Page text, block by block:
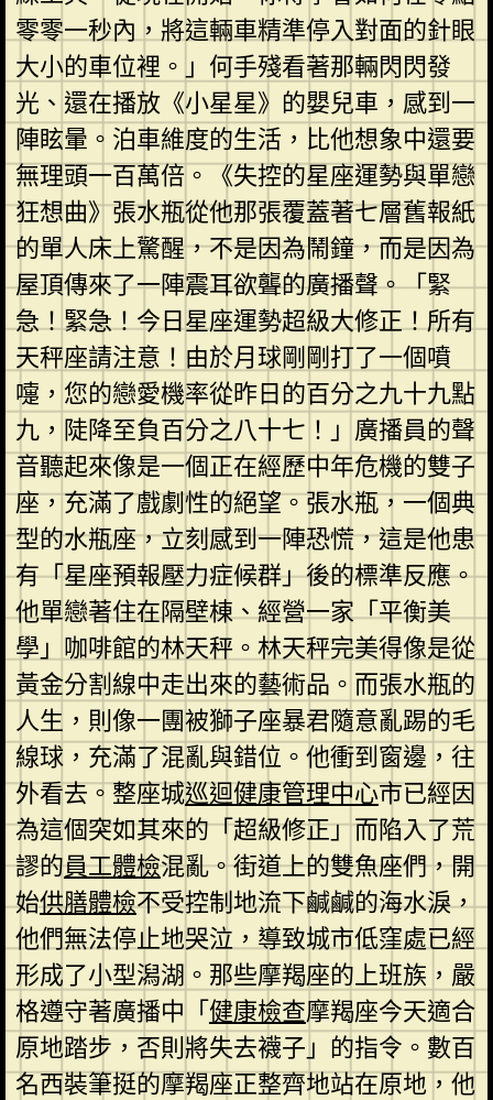
零零一秒內，將這輛車精準停入對面的針眼
大小的車位裡。」何手殘看著那輛閃閃發
光、還在播放《小星星》的嬰兒車，感到一
陣眩暈。泊車維度的生活，比他想象中還要
無理頭一百萬倍。《失控的星座運勢與單戀
狂想曲》張水瓶從他那張覆蓋著七層舊報紙
的單人床上驚醒，不是因為鬧鐘，而是因為
屋頂傳來了一陣震耳欲聾的廣播聲。「緊
急！緊急！今日星座運勢超級大修正！所有
天秤座請注意！由於月球剛剛打了一個噴
嚏，您的戀愛機率從昨日的百分之九十九點
九，陡降至負百分之八十七！」廣播員的聲
音聽起來像是一個正在經歷中年危機的雙子
座，充滿了戲劇性的絕望。張水瓶，一個典
型的水瓶座，立刻感到一陣恐慌，這是他患
有「星座預報壓力症候群」後的標準反應。
他單戀著住在隔壁棟、經營一家「平衡美
學」咖啡館的林天秤。林天秤完美得像是從
黃金分割線中走出來的藝術品。而張水瓶的
人生，則像一團被獅子座暴君隨意亂踢的毛
線球，充滿了混亂與錯位。他衝到窗邊，往
外看去。整座城巡迴健康管理中心市已經因
為這個突如其來的「超級修正」而陷入了荒
謬的員工體檢混亂。街道上的雙魚座們，開
始供膳體檢不受控制地流下鹹鹹的海水淚，
他們無法停止地哭泣，導致城市低窪處已經
形成了小型潟湖。那些摩羯座的上班族，嚴
格遵守著廣播中「健康檢查摩羯座今天適合
原地踏步，否則將失去襪子」的指令。數百
名西裝筆挺的摩羯座正整齊地站在原地，他